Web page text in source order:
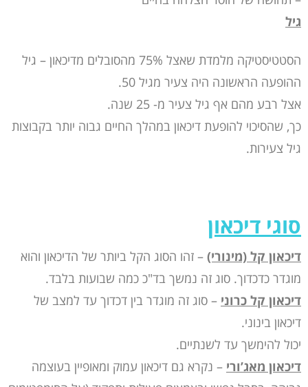
גיל
הסטטיסטיקה מלמדת שאצל 75% מהסובלים מדיכאון – גיל
ההופעה הראשונה היה צעיר מגיל 50.
אצל רבע מהם אף גיל צעיר מ- 25 שנה.
כך, שהסיכוי להופעת דיכאון במהלך החיים גבוה יותר בקבוצות
גיל צעירות.
סוגי דיכאון
דיכאון קל (מינורי) – זהו הסוג הקל ביותר של הדיכאון והוא
מוגדר כדכדוך. סוג זה נמשך בד"כ כמה שבועות בלבד.
דיכאון קל כרוני – סוג זה מוגדר בין דכדוך עד למצב של
דיכאון בינוני.
יכול להימשך עד לשנתיים.
דיכאון מאג’ורי – נקרא גם דיכאון עמוק ומאופיין בעוצמה